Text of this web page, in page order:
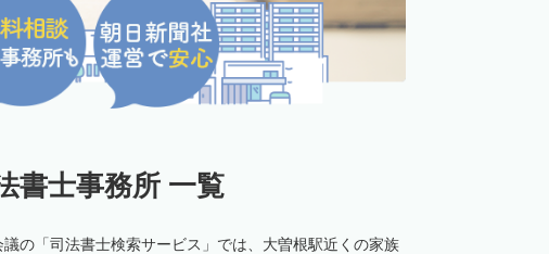
書士事務所 一覧
の「司法書士検索サービス」では、大曽根駅近くの家族